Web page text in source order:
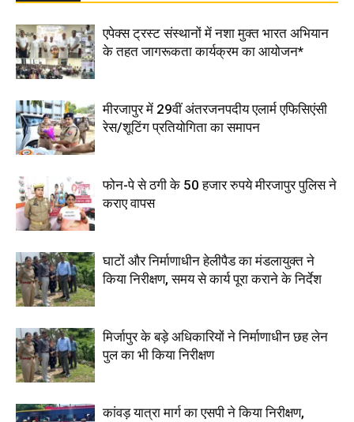
एपेक्स ट्रस्ट संस्थानों में नशा मुक्त भारत अभियान
के तहत जागरूकता कार्यक्रम का आयोजन*
मीरजापुर में 29वीं अंतरजनपदीय एलार्म एफिसिएंसी
रेस/शूटिंग प्रतियोगिता का समापन
फोन-पे से ठगी के 50 हजार रुपये मीरजापुर पुलिस ने
कराए वापस
घाटों और निर्माणाधीन हेलीपैड का मंडलायुक्त ने
किया निरीक्षण, समय से कार्य पूरा कराने के निर्देश
मिर्जापुर के बड़े अधिकारियों ने निर्माणाधीन छह लेन
पुल का भी किया निरीक्षण
कांवड़ यात्रा मार्ग का एसपी ने किया निरीक्षण,